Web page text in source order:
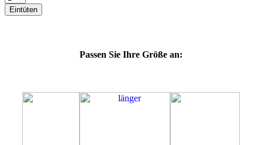
64K
64L
Eintüten
Passen Sie Ihre Größe an: